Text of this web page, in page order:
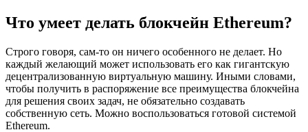
Что умеет делать блокчейн Ethereum?
Строго говоря, сам-то он ничего особенного не делает. Но
каждый желающий может использовать его как гигантскую
децентрализованную виртуальную машину. Иными словами,
чтобы получить в распоряжение все преимущества блокчейна
для решения своих задач, не обязательно создавать
собственную сеть. Можно воспользоваться готовой системой
Ethereum.